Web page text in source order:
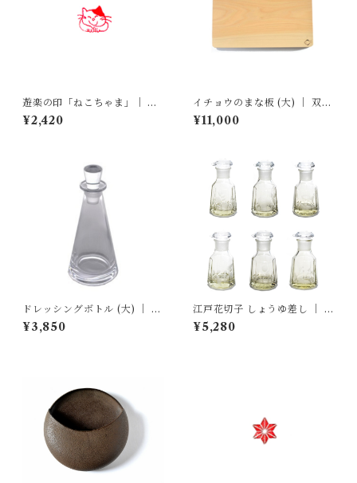
遊楽の印「ねこちゃま」｜ 工
房 蓮
¥2,420
イチョウのまな板 (大) ｜ 双葉
商店
¥11,000
ドレッシングボトル (大) ｜ 廣
田硝子
¥3,850
江戸花切子 しょうゆ差し ｜ 廣
田硝子
¥5,280